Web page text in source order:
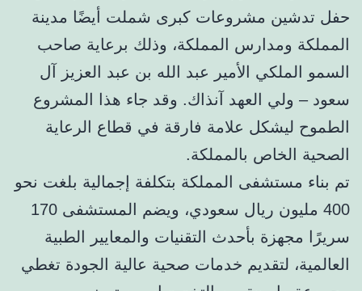
حفل تدشين مشروعات كبرى شملت أيضًا مدينة
المملكة ومدارس المملكة، وذلك برعاية صاحب
السمو الملكي الأمير عبد الله بن عبد العزيز آل
سعود – ولي العهد آنذاك. وقد جاء هذا المشروع
الطموح ليشكل علامة فارقة في قطاع الرعاية
الصحية الخاص بالمملكة.
تم بناء مستشفى المملكة بتكلفة إجمالية بلغت نحو
400 مليون ريال سعودي، ويضم المستشفى 170
سريرًا مجهزة بأحدث التقنيات والمعايير الطبية
العالمية، لتقديم خدمات صحية عالية الجودة تغطي